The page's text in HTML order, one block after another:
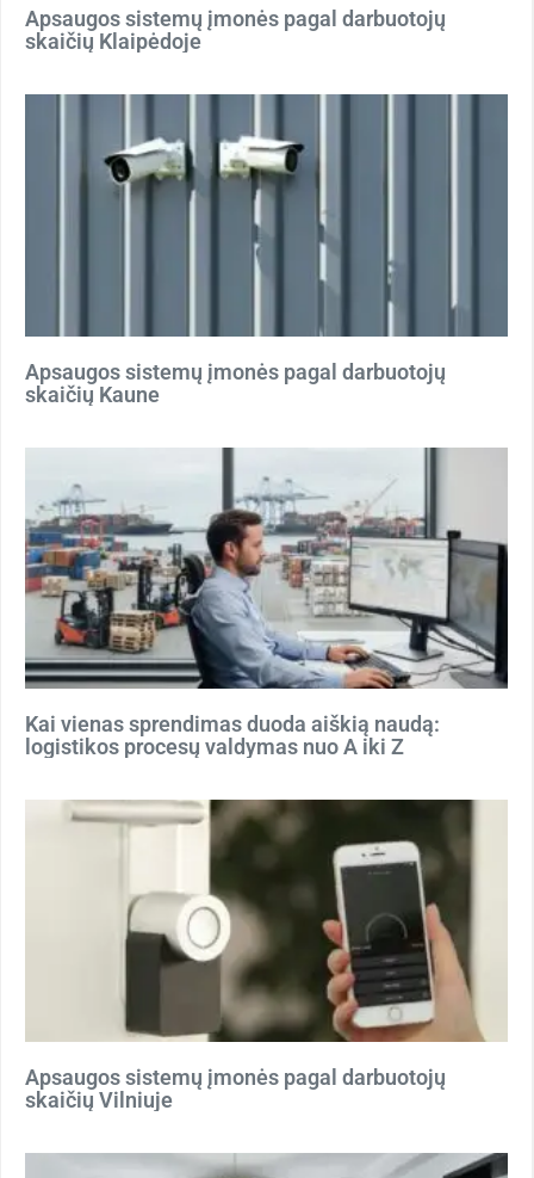
Apsaugos sistemų įmonės pagal darbuotojų
skaičių Klaipėdoje
Apsaugos sistemų įmonės pagal darbuotojų
skaičių Kaune
Kai vienas sprendimas duoda aiškią naudą:
logistikos procesų valdymas nuo A iki Z
Apsaugos sistemų įmonės pagal darbuotojų
skaičių Vilniuje